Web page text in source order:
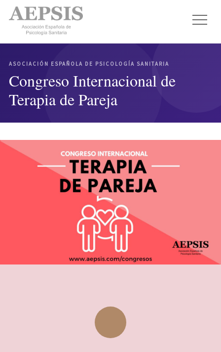
ASOCIACIÓN ESPAÑOLA DE PSICOLOGÍA SANITARIA
Congreso Internacional de
Terapia de Pareja